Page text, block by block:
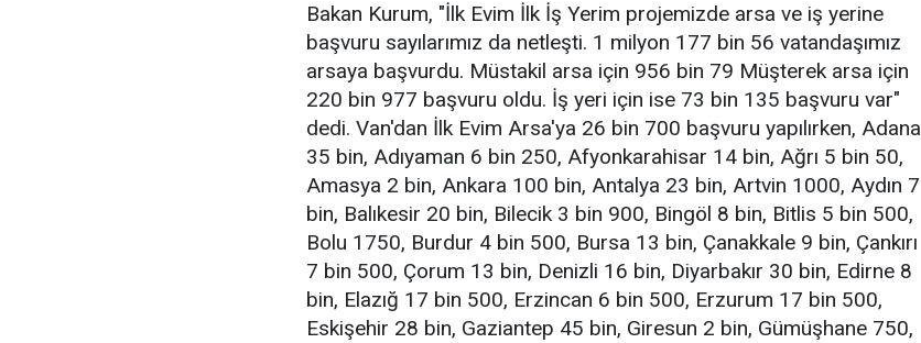
Bakan Kurum, "İlk Evim İlk İş Yerim projemizde arsa ve iş yerine
başvuru sayılarımız da netleşti. 1 milyon 177 bin 56 vatandaşımız
arsaya başvurdu. Müstakil arsa için 956 bin 79 Müşterek arsa için
220 bin 977 başvuru oldu. İş yeri için ise 73 bin 135 başvuru var"
dedi. Van'dan İlk Evim Arsa'ya 26 bin 700 başvuru yapılırken, Adana
35 bin, Adıyaman 6 bin 250, Afyonkarahisar 14 bin, Ağrı 5 bin 50,
Amasya 2 bin, Ankara 100 bin, Antalya 23 bin, Artvin 1000, Aydın 7
bin, Balıkesir 20 bin, Bilecik 3 bin 900, Bingöl 8 bin, Bitlis 5 bin 500,
Bolu 1750, Burdur 4 bin 500, Bursa 13 bin, Çanakkale 9 bin, Çankırı
7 bin 500, Çorum 13 bin, Denizli 16 bin, Diyarbakır 30 bin, Edirne 8
bin, Elazığ 17 bin 500, Erzincan 6 bin 500, Erzurum 17 bin 500,
Eskişehir 28 bin, Gaziantep 45 bin, Giresun 2 bin, Gümüşhane 750,